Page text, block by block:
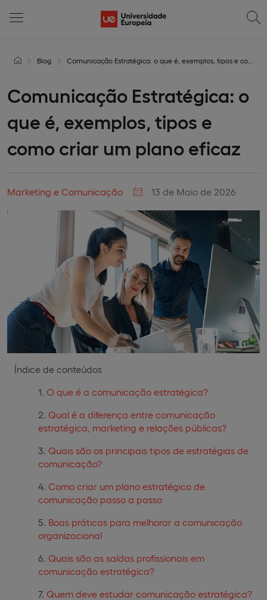
Blog Comunicação Estratégica: o que é, exemplos, tipos e como criar um plano eficaz
Comunicação Estratégica: o
que é, exemplos, tipos e
como criar um plano eficaz
Marketing e Comunicação 13 de Maio de 2026
Índice de conteúdos
O que é a comunicação estratégica?
Qual é a diferença entre comunicação
estratégica, marketing e relações públicas?
Quais são os principais tipos de estratégias de
comunicação?
Como criar um plano estratégico de
comunicação passo a passo
Boas práticas para melhorar a comunicação
organizacional
Quais são as saídas profissionais em
comunicação estratégica?
Quem deve estudar comunicação estratégica?